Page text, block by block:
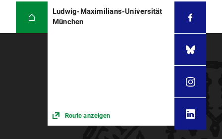
Ludwig-Maximilians-Universität
München
Route anzeigen